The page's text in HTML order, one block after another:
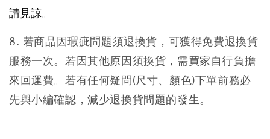
請見諒。
8. 若商品因瑕疵問題須退換貨，可獲得免費退換貨
服務一次。若因其他原因須換貨，需買家自行負擔
來回運費。若有任何疑問(尺寸、顏色)下單前務必
先與小編確認，減少退換貨問題的發生。